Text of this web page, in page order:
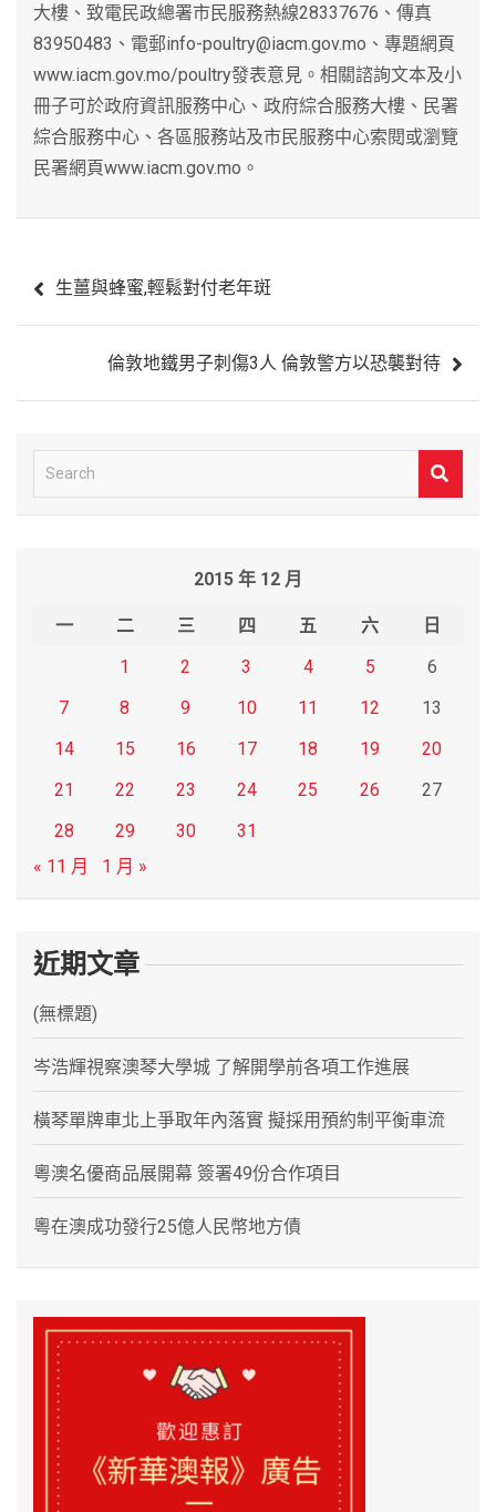
大樓、致電民政總署市民服務熱線28337676、傳真
83950483、電郵info-poultry@iacm.gov.mo、專題網頁
www.iacm.gov.mo/poultry發表意見。相關諮詢文本及小
冊子可於政府資訊服務中心、政府綜合服務大樓、民署
綜合服務中心、各區服務站及市民服務中心索閱或瀏覽
民署網頁www.iacm.gov.mo。
章
生薑與蜂蜜,輕鬆對付老年斑
倫敦地鐵男子刺傷3人 倫敦警方以恐襲對待
e
2015 年 12 月
一 二 三 四 五 六
日
1
2 3 4 5
6
7
8 9 10 11 12
13
14
15 16 17 18 19
20
21
22 23 24 25 26
27
28
29 30
31
« 11 月
1 月 »
近期文章
(無標題)
岑浩輝視察澳琴大學城 了解開學前各項工作進展
橫琴單牌車北上爭取年內落實 擬採用預約制平衡車流
粵澳名優商品展開幕 簽署49份合作項目
粵在澳成功發行25億人民幣地方債